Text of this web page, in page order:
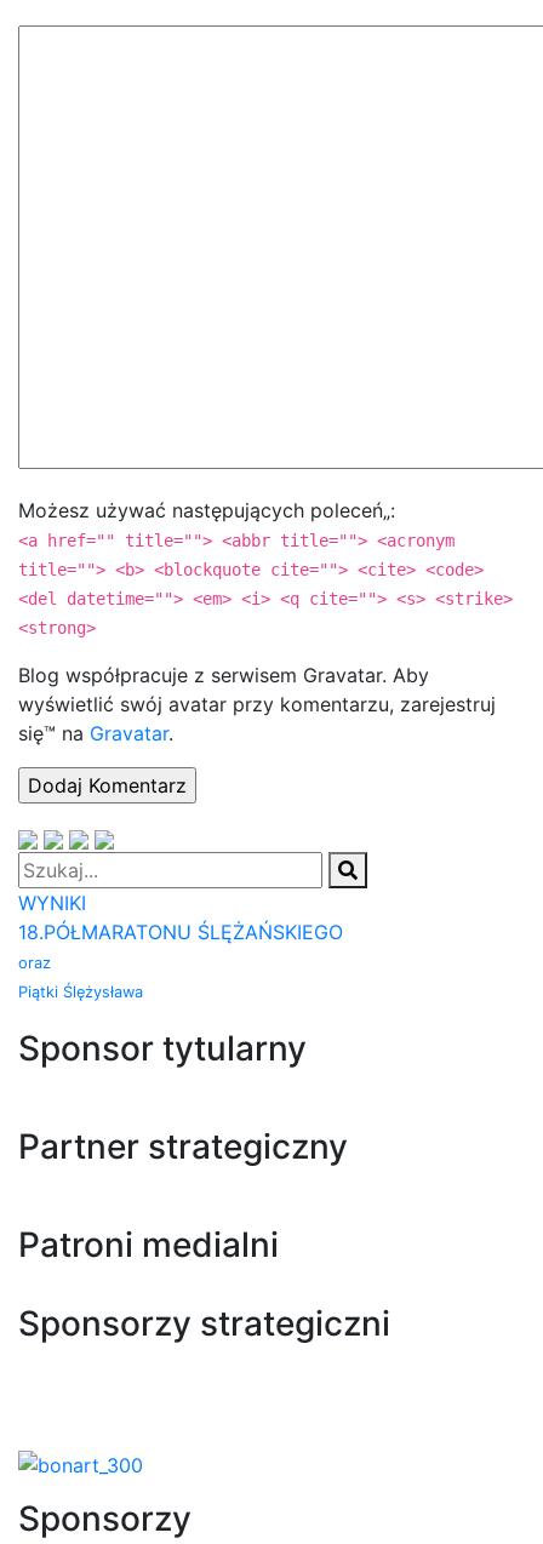
Możesz używać następujących poleceń„:
<a href="" title=""> <abbr title=""> <acronym
title=""> <b> <blockquote cite=""> <cite> <code>
<del datetime=""> <em> <i> <q cite=""> <s> <strike>
<strong>
Blog współpracuje z serwisem Gravatar. Aby
wyświetlić swój avatar przy komentarzu, zarejestruj
się™ na Gravatar.
WYNIKI
18.PÓŁMARATONU ŚLĘŻAŃSKIEGO
oraz
Piątki Ślężysława
Sponsor tytularny
Partner strategiczny
Patroni medialni
Sponsorzy strategiczni
Sponsorzy